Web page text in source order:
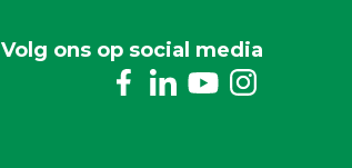
Volg ons op social media